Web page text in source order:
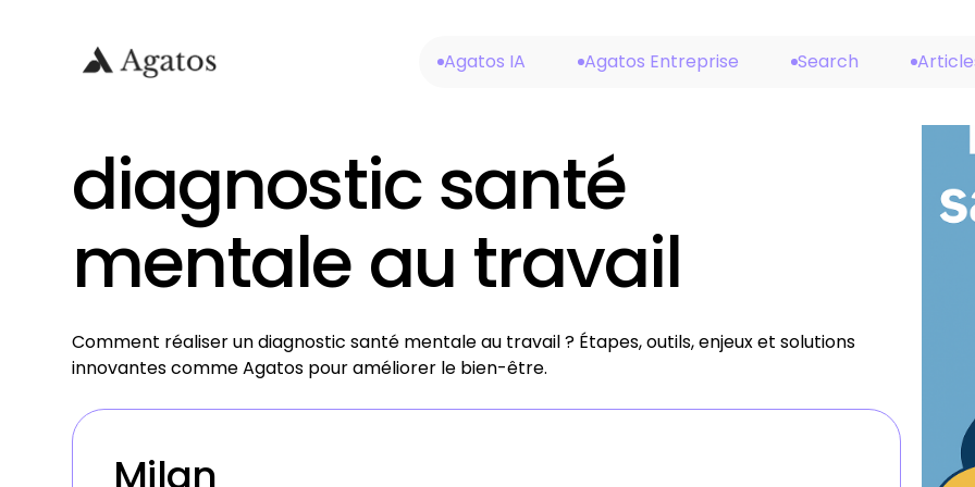
Agatos IA Agatos Entreprise Search
diagnostic santé
mentale au travail
Comment réaliser un diagnostic santé mentale au travail ? Étapes, outils, enjeux et solutions
innovantes comme Agatos pour améliorer le bien-être.
Milan